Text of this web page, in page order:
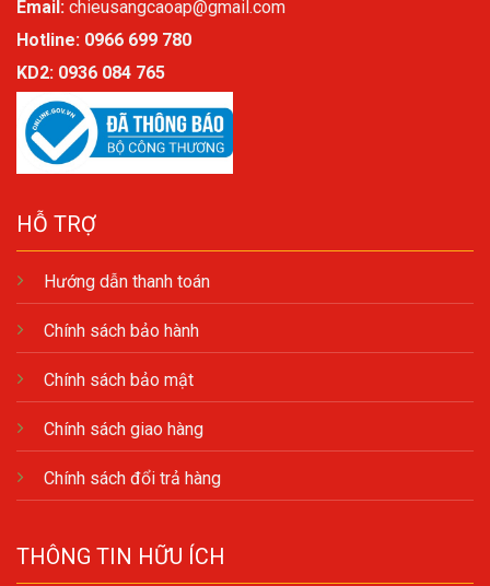
Email: chieusangcaoap@gmail.com
Hotline: 0966 699 780
KD2: 0936 084 765
HỖ TRỢ
Hướng dẫn thanh toán
Chính sách bảo hành
Chính sách bảo mật
Chính sách giao hàng
Chính sách đổi trả hàng
THÔNG TIN HỮU ÍCH